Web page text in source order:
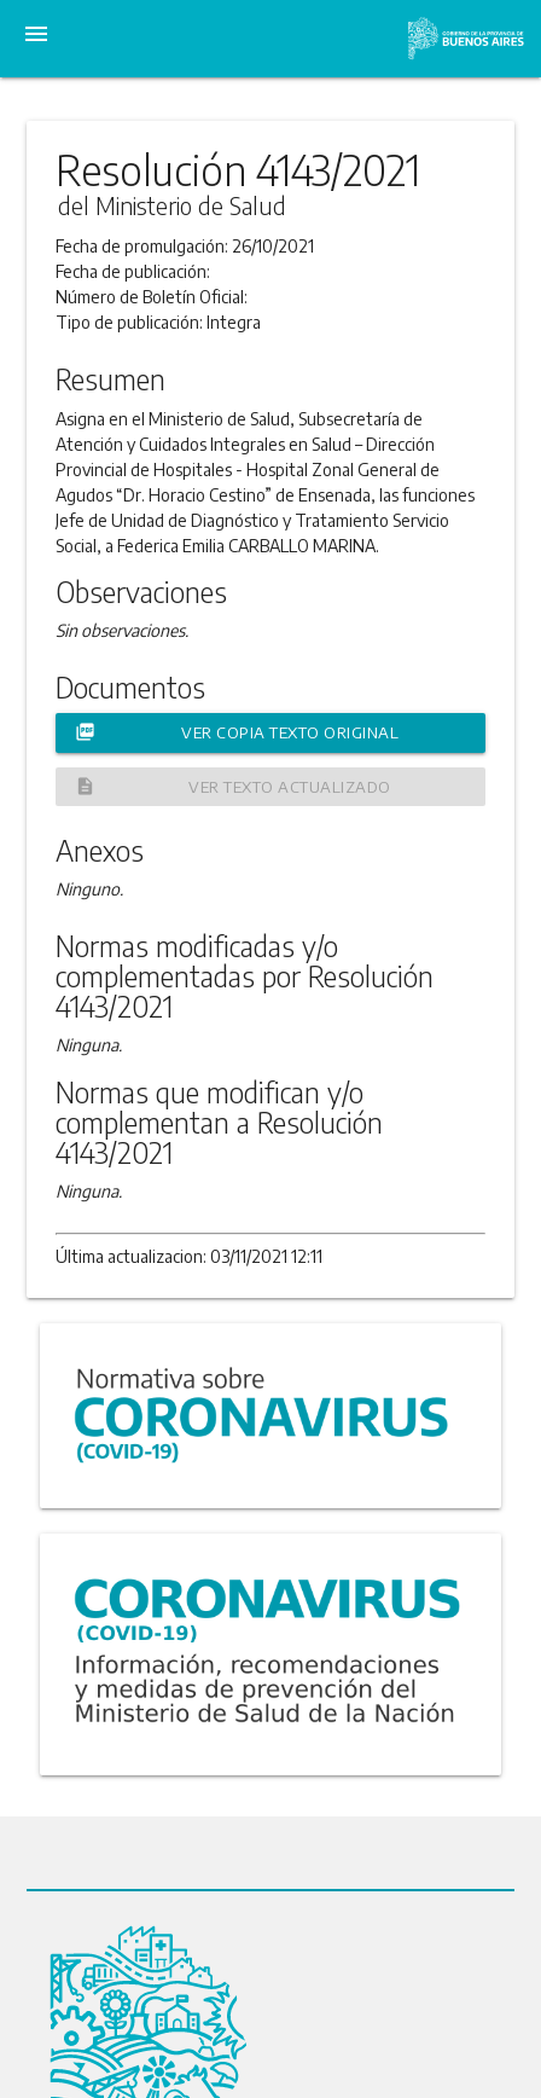
menu
Resolución 4143/2021
del Ministerio de Salud
Fecha de promulgación: 26/10/2021
Fecha de publicación:
Número de Boletín Oficial:
Tipo de publicación:Integra
Resumen
Asigna en el Ministerio de Salud, Subsecretaría de
Atención y Cuidados Integrales en Salud – Dirección
Provincial de Hospitales - Hospital Zonal General de
Agudos “Dr. Horacio Cestino” de Ensenada, las funciones
Jefe de Unidad de Diagnóstico y Tratamiento Servicio
Social, a Federica Emilia CARBALLO MARINA.
Observaciones
Sin observaciones.
Documentos
picture_as_pdf VER COPIA TEXTO ORIGINAL
description VER TEXTO ACTUALIZADO
Anexos
Ninguno.
Normas modificadas y/o
complementadas por Resolución
4143/2021
Ninguna.
Normas que modifican y/o
complementan a Resolución
4143/2021
Ninguna.
Última actualizacion: 03/11/2021 12:11